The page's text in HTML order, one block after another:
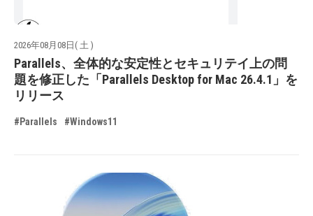
2026年08月08日( 土 )
Parallels、全体的な安定性とセキュリテイ上の問
題を修正した「Parallels Desktop for Mac 26.4.1」を
リリース
#Parallels #Windows11